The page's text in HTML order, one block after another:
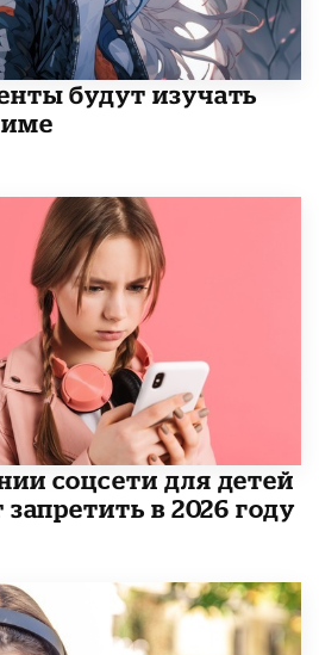
будут изучать
соцсети для детей
в 2026 году